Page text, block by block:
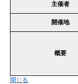
主催者
開催地
概要
閉じる